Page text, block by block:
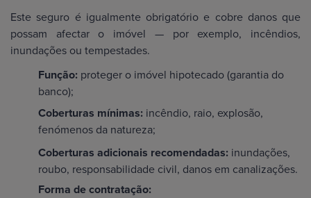
Este seguro é igualmente obrigatório e cobre danos que
possam afectar o imóvel — por exemplo, incêndios,
inundações ou tempestades.
Função: proteger o imóvel hipotecado (garantia do
banco);
Coberturas mínimas: incêndio, raio, explosão,
fenómenos da natureza;
Coberturas adicionais recomendadas: inundações,
roubo, responsabilidade civil, danos em canalizações.
Forma de contratação: